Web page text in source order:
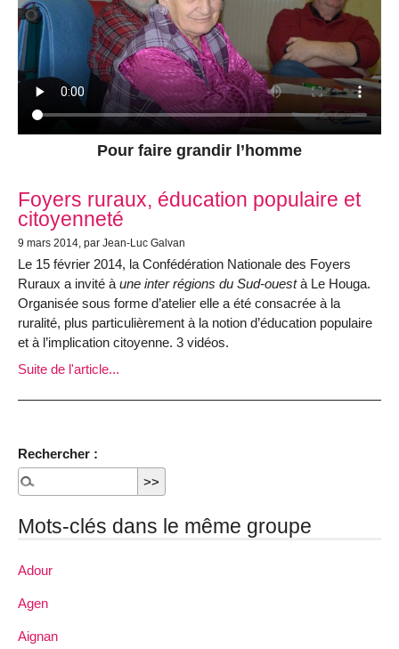
Pour faire grandir l’homme
Foyers ruraux, éducation populaire et
citoyenneté
9 mars 2014, par Jean-Luc Galvan
Le 15 février 2014, la Confédération Nationale des Foyers
Ruraux a invité à une inter régions du Sud-ouestà Le Houga.
Organisée sous forme d’atelier elle a été consacrée à la
ruralité, plus particulièrement à la notion d’éducation populaire
et à l’implication citoyenne. 3 vidéos.
Suite de l'article...
Rechercher :
Mots-clés dans le même groupe
Adour
Agen
Aignan